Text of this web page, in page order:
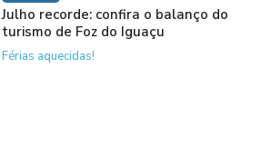
Julho recorde: confira o balanço do
turismo de Foz do Iguaçu
Férias aquecidas!